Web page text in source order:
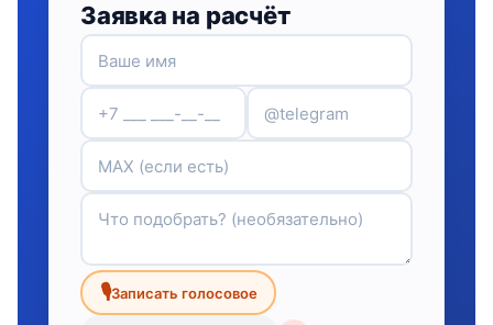
Заявка на расчёт
🎙Записать голосовое